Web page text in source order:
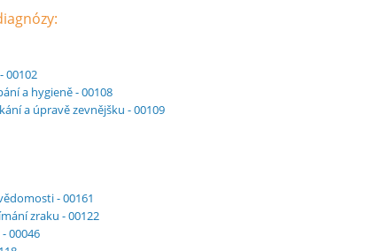
00102
a hygieně - 00108
a úpravě zevnějšku - 00109
- 00161
zraku - 00122
00046